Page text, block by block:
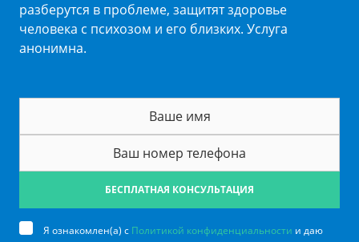
разберутся в проблеме, защитят здоровье
человека с психозом и его близких. Услуга
анонимна.
БЕСПЛАТНАЯ КОНСУЛЬТАЦИЯ
Я ознакомлен(а) с Политикой конфиденциальности и даю